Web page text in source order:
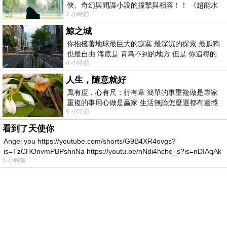
俠、奇幻與間諜小說的撞擊與相容！！ 《超能水
滸》系列第四部
2 小時前
鯨之城
你抱擁著地球最巨大的寂寞 最深沉的探索 最孤獨
也最自由 海底是 青鳥不到的地方 但是 你追尋的
幸福 可以比珍珠更
4 小時前
人生，隨意就好
風有度，心有尺；行有章 簡單的事重複做是專家
重複的事用心做是贏家 生活無論怎麼選都有遺憾
所以開心就好 生活不會辜負認真
5 小時前
看到了天使你
Angel you https://youtube.com/shorts/G9B4XR4ovgs?
is=TzCHOnvmPBPshnNa https://youtu.be/nNdi4hche_s?is=nDIAqAk
5 小時前